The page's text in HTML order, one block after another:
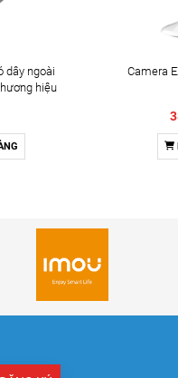
dây ngoài
hiệu
Camera